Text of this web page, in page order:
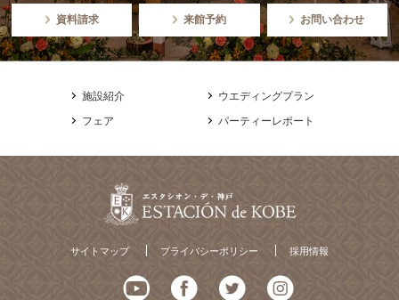
資料請求 来館予約 お問い合わせ
施設紹介
ウエディングプラン
フェア
パーティーレポート
サイトマップ プライバシーポリシー 採用情報